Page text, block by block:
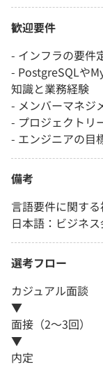
歓迎要件
- インフラの要件
- PostgreSQLや
知識と業務経験
- メンバーマネジ
- プロジェクトリ
- エンジニアの目
備考
言語要件に関する
日本語：ビジネ
選考フロー
カジュアル面談
▼
面接（2～3回）
▼
内定